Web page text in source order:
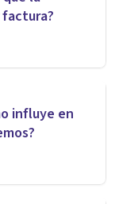
influye en